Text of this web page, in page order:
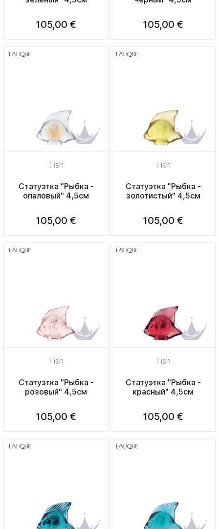
105,00 € 105,00 €
Fish
Статуэтка "Рыбка -
опаловый" 4,5см
105,00 €
Fish
Статуэтка "Рыбка -
золотистый" 4,5см
105,00 €
Fish
Статуэтка "Рыбка -
розовый" 4,5см
105,00 €
Fish
Статуэтка "Рыбка -
красный" 4,5см
105,00 €